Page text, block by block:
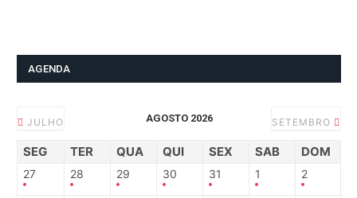
AGENDA
JULHO AGOSTO 2026 SETEMBRO
SEG TER QUA QUI SEX SAB DOM
27 28 29 30 31 1 2